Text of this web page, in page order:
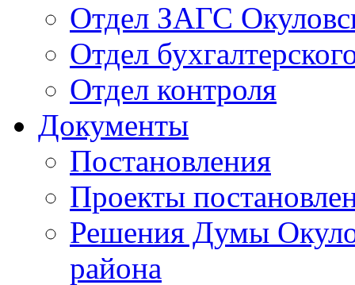
Отдел ЗАГС
Отдел
Отдел контроля
Документы
Постановления
Проекты
Решения Думы
района